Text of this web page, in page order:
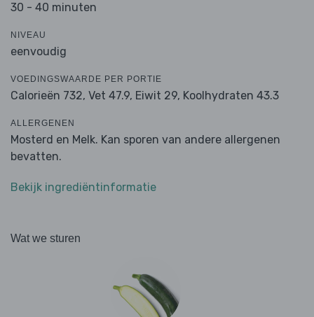
30 - 40 minuten
NIVEAU
eenvoudig
VOEDINGSWAARDE PER PORTIE
Calorieën 732, Vet 47.9, Eiwit 29, Koolhydraten 43.3
ALLERGENEN
Mosterd en Melk. Kan sporen van andere allergenen
bevatten.
Bekijk ingrediëntinformatie
Wat we sturen